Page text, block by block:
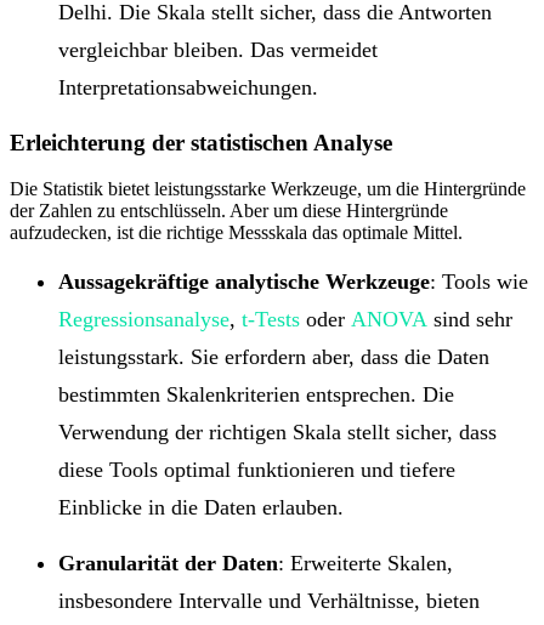
Delhi. Die Skala stellt sicher, dass die Antworten
vergleichbar bleiben. Das vermeidet
Interpretationsabweichungen.
Erleichterung der statistischen Analyse
Die Statistik bietet leistungsstarke Werkzeuge, um die Hintergründe
der Zahlen zu entschlüsseln. Aber um diese Hintergründe
aufzudecken, ist die richtige Messskala das optimale Mittel.
Aussagekräftige analytische Werkzeuge: Tools wie
Regressionsanalyse, t-Tests oder ANOVA sind sehr
leistungsstark. Sie erfordern aber, dass die Daten
bestimmten Skalenkriterien entsprechen. Die
Verwendung der richtigen Skala stellt sicher, dass
diese Tools optimal funktionieren und tiefere
Einblicke in die Daten erlauben.
Granularität der Daten: Erweiterte Skalen,
insbesondere Intervalle und Verhältnisse, bieten